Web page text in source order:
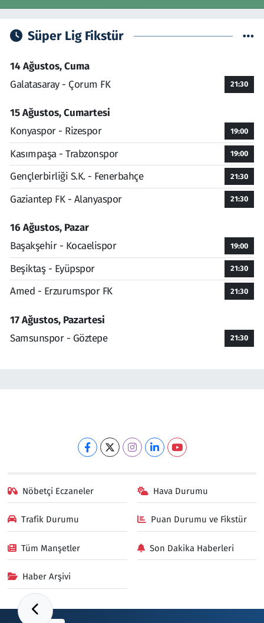
Süper Lig Fikstür
14 Ağustos, Cuma
Galatasaray - Çorum FK
21:30
15 Ağustos, Cumartesi
Konyaspor - Rizespor
19:00
Kasımpaşa - Trabzonspor 19:00
Gençlerbirliği S.K. - Fenerbahçe 21:30
Gaziantep FK - Alanyaspor 21:30
16 Ağustos, Pazar
Başakşehir - Kocaelispor
19:00
Beşiktaş - Eyüpspor 21:30
Amed - Erzurumspor FK 21:30
17 Ağustos, Pazartesi
Samsunspor - Göztepe
21:30
Nöbetçi Eczaneler Hava Durumu
Trafik Durumu Puan Durumu ve Fikstür
Tüm Manşetler Son Dakika Haberleri
Haber Arşivi